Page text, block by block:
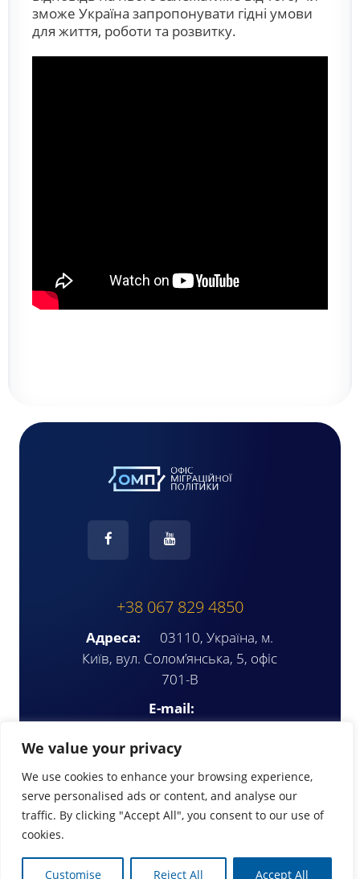
We value your privacy
We use cookies to enhance your browsing experience,
serve personalised ads or content, and analyse our
traffic. By clicking "Accept All", you consent to our use of
cookies.
Customise Reject All Accept All
зможе Україна запропонувати гідні умови
для життя, роботи та розвитку.
+38 067 829 4850
Адреса:
03110, Україна, м.
Київ, вул. Солом’янська, 5, офіс
701-В
E-mail: